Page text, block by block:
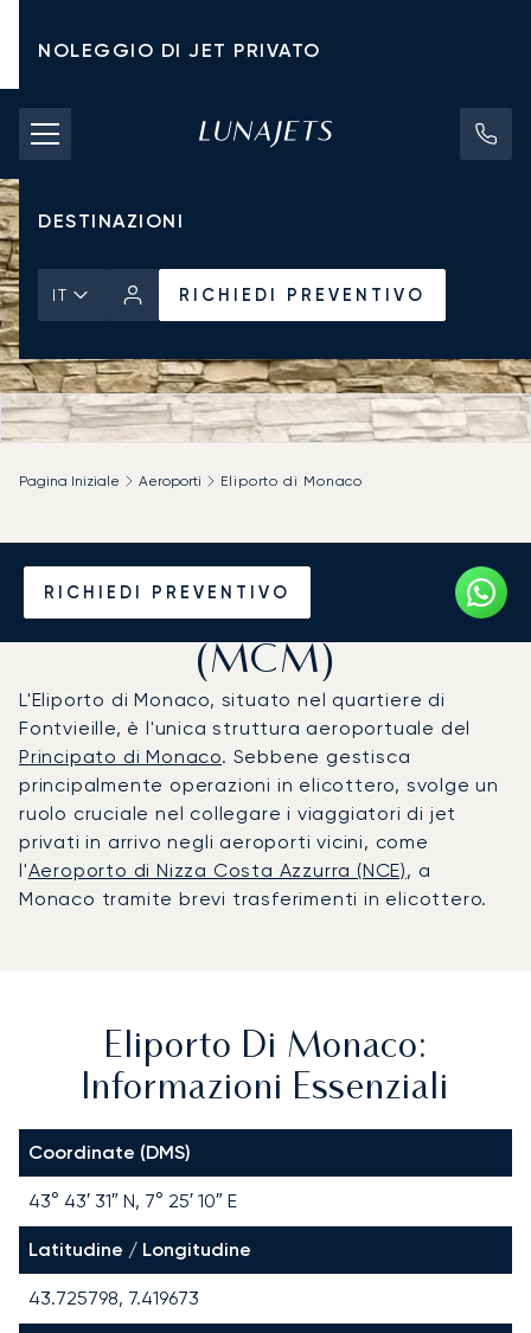
NOLEGGIO DI JET PRIVATO
TARIFFE DI NOLEGGIO
JET PRIVATI
DESTINAZIONI
IT RICHIEDI PREVENTIVO
RICHIEDI PREVENTIVO
Pagina Iniziale Aeroporti Eliporto di Monaco
Noleggio jet privato per
l'Eliporto di Monaco
(MCM)
L'Eliporto di Monaco, situato nel quartiere di
Fontvieille, è l'unica struttura aeroportuale del
Principato di Monaco. Sebbene gestisca
principalmente operazioni in elicottero, svolge un
ruolo cruciale nel collegare i viaggiatori di jet
privati in arrivo negli aeroporti vicini, come
l'Aeroporto di Nizza Costa Azzurra (NCE), a
Monaco tramite brevi trasferimenti in elicottero.
Eliporto Di Monaco:
Informazioni Essenziali
Coordinate (DMS)
43° 43′ 31″ N, 7° 25′ 10″ E
Latitudine / Longitudine
43.725798, 7.419673